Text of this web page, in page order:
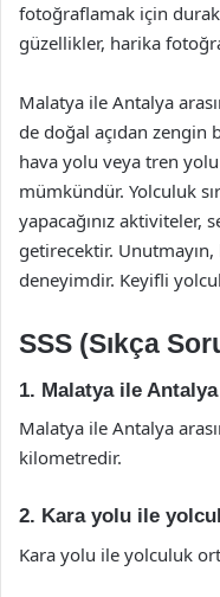
fotoğraflamak için
güzellikler, harika
Malatya ile Antalya
de doğal açıdan zengin
hava yolu veya tren
mümkündür. Yolculuk
yapacağınız aktiviteler,
getirecektir.
deneyimdir. Keyifli
SSS (Sıkça
1. Malatya ile
Malatya ile Antalya
kilometredir.
2. Kara yolu ile
Kara yolu ile yolculuk